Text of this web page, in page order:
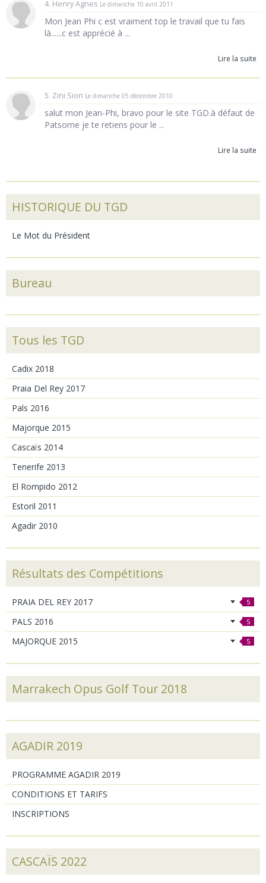
4. Henry Agnes Le dimanche 10 avril 2011
Mon Jean Phi c est vraiment top le travail que tu fais
là......c est apprécié à ...
Lire la suite
5. Zini Sion Le dimanche 05 décembre 2010
salut mon Jean-Phi, bravo pour le site TGD.à défaut de
Patsome je te retiens pour le ...
Lire la suite
HISTORIQUE DU TGD
Le Mot du Président
Bureau
Tous les TGD
Cadix 2018
Praia Del Rey 2017
Pals 2016
Majorque 2015
Cascaïs 2014
Tenerife 2013
El Rompido 2012
Estoril 2011
Agadir 2010
Résultats des Compétitions
PRAIA DEL REY 2017 5
PALS 2016 5
MAJORQUE 2015 5
Marrakech Opus Golf Tour 2018
AGADIR 2019
PROGRAMME AGADIR 2019
CONDITIONS ET TARIFS
INSCRIPTIONS
CASCAÏS 2022